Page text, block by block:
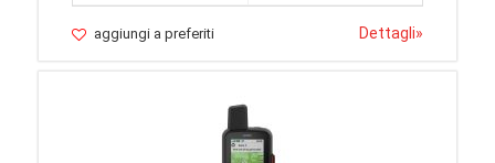
aggiungi a preferiti Dettagli»